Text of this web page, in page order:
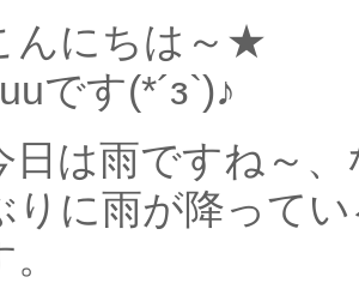
んにちは～★
です(*´з`)♪
日は雨ですね～
りに雨が降って